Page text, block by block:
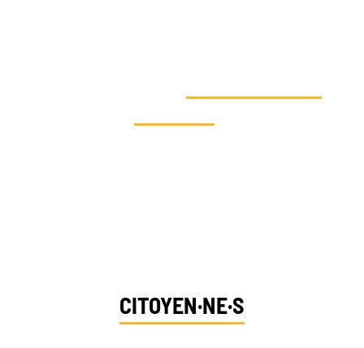
CITOYEN·NE·S